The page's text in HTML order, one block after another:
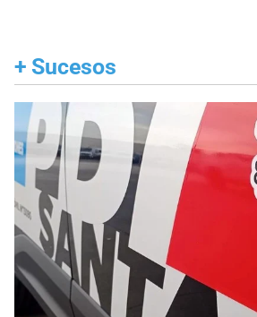
+ Sucesos